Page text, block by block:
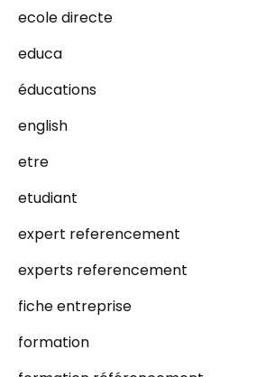
ecole directe
educa
éducations
english
etre
etudiant
expert referencement
experts referencement
fiche entreprise
formation